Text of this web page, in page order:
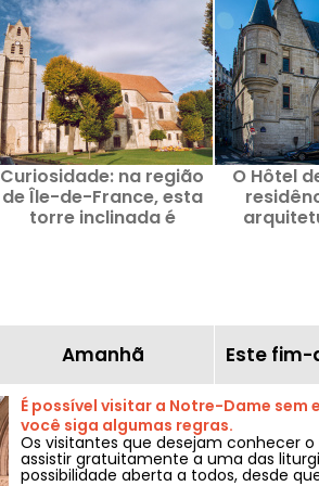
Curiosidade: na região
de Île-de-France, esta
torre inclinada é
O Hôtel
Amanhã Este
É possível visitar a Notre-Dame sem
você siga algumas regras.
Os visitantes que desejam conhecer
assistir gratuitamente a uma das
possibilidade aberta a todos, desde